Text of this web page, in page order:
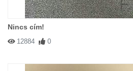
Nincs cím!
12884 0